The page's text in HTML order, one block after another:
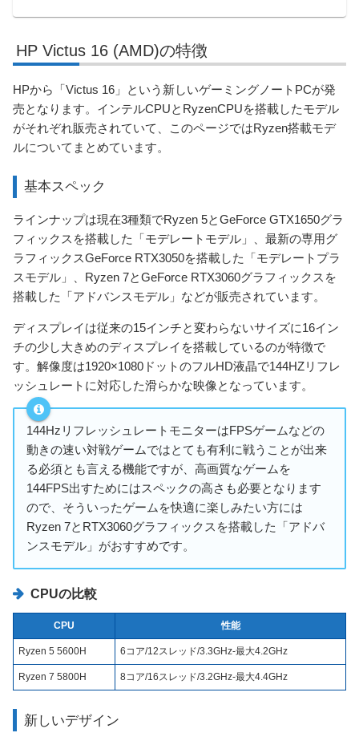
HP Victus 16 (AMD)の特徴
HPから「Victus 16」という新しいゲーミングノートPCが発
売となります。インテルCPUとRyzenCPUを搭載したモデル
がそれぞれ販売されていて、このページではRyzen搭載モデ
ルについてまとめています。
基本スペック
ラインナップは現在3種類でRyzen 5とGeForce GTX1650グラ
フィックスを搭載した「モデレートモデル」、最新の専用グ
ラフィックスGeForce RTX3050を搭載した「モデレートプラ
スモデル」、Ryzen 7とGeForce RTX3060グラフィックスを
搭載した「アドバンスモデル」などが販売されています。
ディスプレイは従来の15インチと変わらないサイズに16イン
チの少し大きめのディスプレイを搭載しているのが特徴で
す。解像度は1920×1080ドットのフルHD液晶で144HZリフレ
ッシュレートに対応した滑らかな映像となっています。
144HzリフレッシュレートモニターはFPSゲームなどの
動きの速い対戦ゲームではとても有利に戦うことが出来
る必須とも言える機能ですが、高画質なゲームを
144FPS出すためにはスペックの高さも必要となります
ので、そういったゲームを快適に楽しみたい方には
Ryzen 7とRTX3060グラフィックスを搭載した「アドバ
ンスモデル」がおすすめです。
CPUの比較
CPU 性能
Ryzen 5 5600H 6コア/12スレッド/3.3GHz-最大4.2GHz
Ryzen 7 5800H 8コア/16スレッド/3.2GHz-最大4.4GHz
新しいデザイン